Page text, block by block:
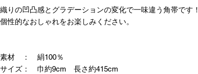
織りの凹凸感とグラデーションの変化で一味違う角帯です！
個性的なおしゃれをお楽しみください。
素材 ： 絹100％
サイズ： 巾約9cm 長さ約415cm